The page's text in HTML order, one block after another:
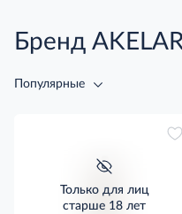
Бренд
Популярные
Только для лиц
старше 18 лет